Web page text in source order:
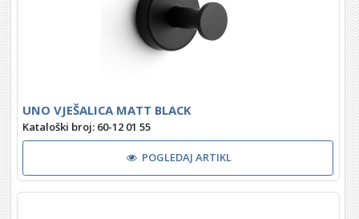
UNO VJEŠALICA MATT BLACK
Kataloški broj: 60-12 01 55
POGLEDAJ ARTIKL